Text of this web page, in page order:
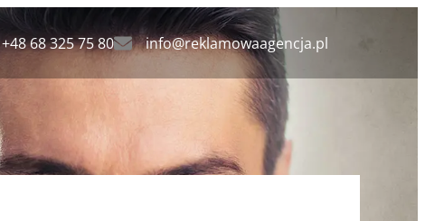
+48 68 325 75 80 info@reklamowaagencja.pl